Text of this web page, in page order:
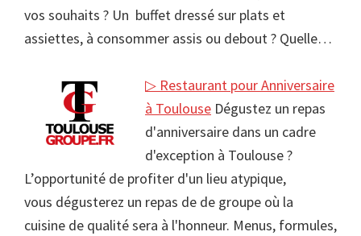
vos souhaits ? Un buffet dressé sur plats et
assiettes, à consommer assis ou debout ? Quelle…
▷ Restaurant pour Anniversaire
à Toulouse Dégustez un repas
d'anniversaire dans un cadre
d'exception à Toulouse ?
L’opportunité de profiter d'un lieu atypique,
vous dégusterez un repas de de groupe où la
cuisine de qualité sera à l'honneur. Menus, formules,